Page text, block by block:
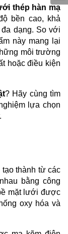
thép hàn mạ
bền cao, khả
dạng. So với
này mang lại
môi trường
hoặc điều kiện
? Hãy cùng tìm
lựa chọn
thành từ các
bằng công
mặt lưới được
oxy hóa và